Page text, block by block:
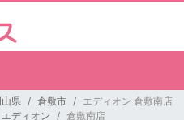
山県 倉敷市
エディオン 倉敷南店
エディオン 倉敷南店